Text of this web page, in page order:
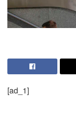
[ad_1]